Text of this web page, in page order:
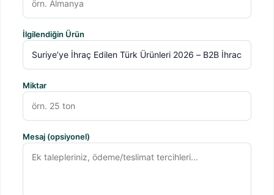
İlgilendiğin Ürün
Miktar
Mesaj (opsiyonel)